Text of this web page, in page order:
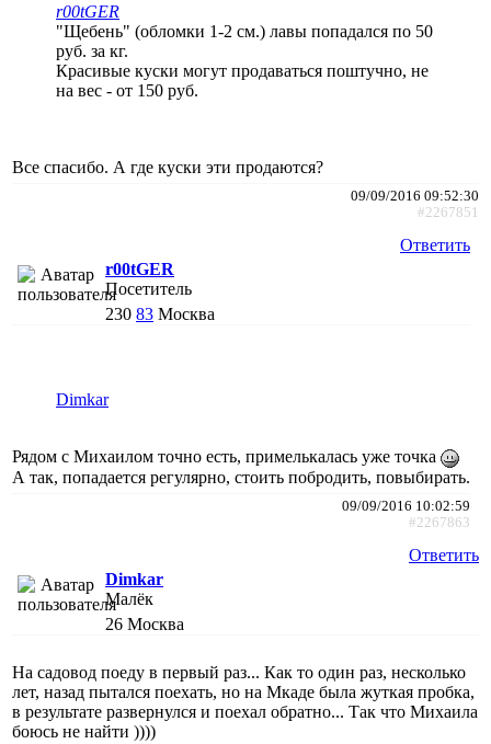
r00tGER
"Щебень" (обломки 1-2 см.) лавы попадался по 50
руб. за кг.
Красивые куски могут продаваться поштучно, не
на вес - от 150 руб.
Все спасибо. А где куски эти продаются?
09/09/2016 09:52:30
#2267851
Ответить
r00tGER
Посетитель
230 83 Москва
Dimkar
Рядом с Михаилом точно есть, примелькалась уже точка
А так, попадается регулярно, стоить побродить, повыбирать.
09/09/2016 10:02:59
#2267863
Ответить
Dimkar
Малёк
26 Москва
На садовод поеду в первый раз... Как то один раз, несколько
лет, назад пытался поехать, но на Мкаде была жуткая пробка,
в результате развернулся и поехал обратно... Так что Михаила
боюсь не найти ))))